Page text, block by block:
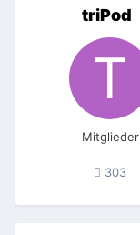
triPod
Mitglieder
303